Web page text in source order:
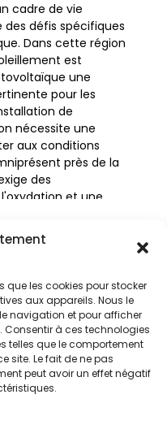
que les cookies pour stocker
aux appareils. Nous le
navigation et pour afficher
à ces technologies
telles que le comportement
site. Le fait de ne pas
peut avoir un effet négatif
cadre de vie
défis spécifiques
Dans cette région
est
une
pour les
de
nécessite une
aux conditions
près de la
des
et une
Pyla-sur-Mer,
charmantes
modernes.
construit en bois
sur mesure pour
PPF maîtrise ces
que votre
arcachonnais tout
côté de vos
!
budgets
annuels et